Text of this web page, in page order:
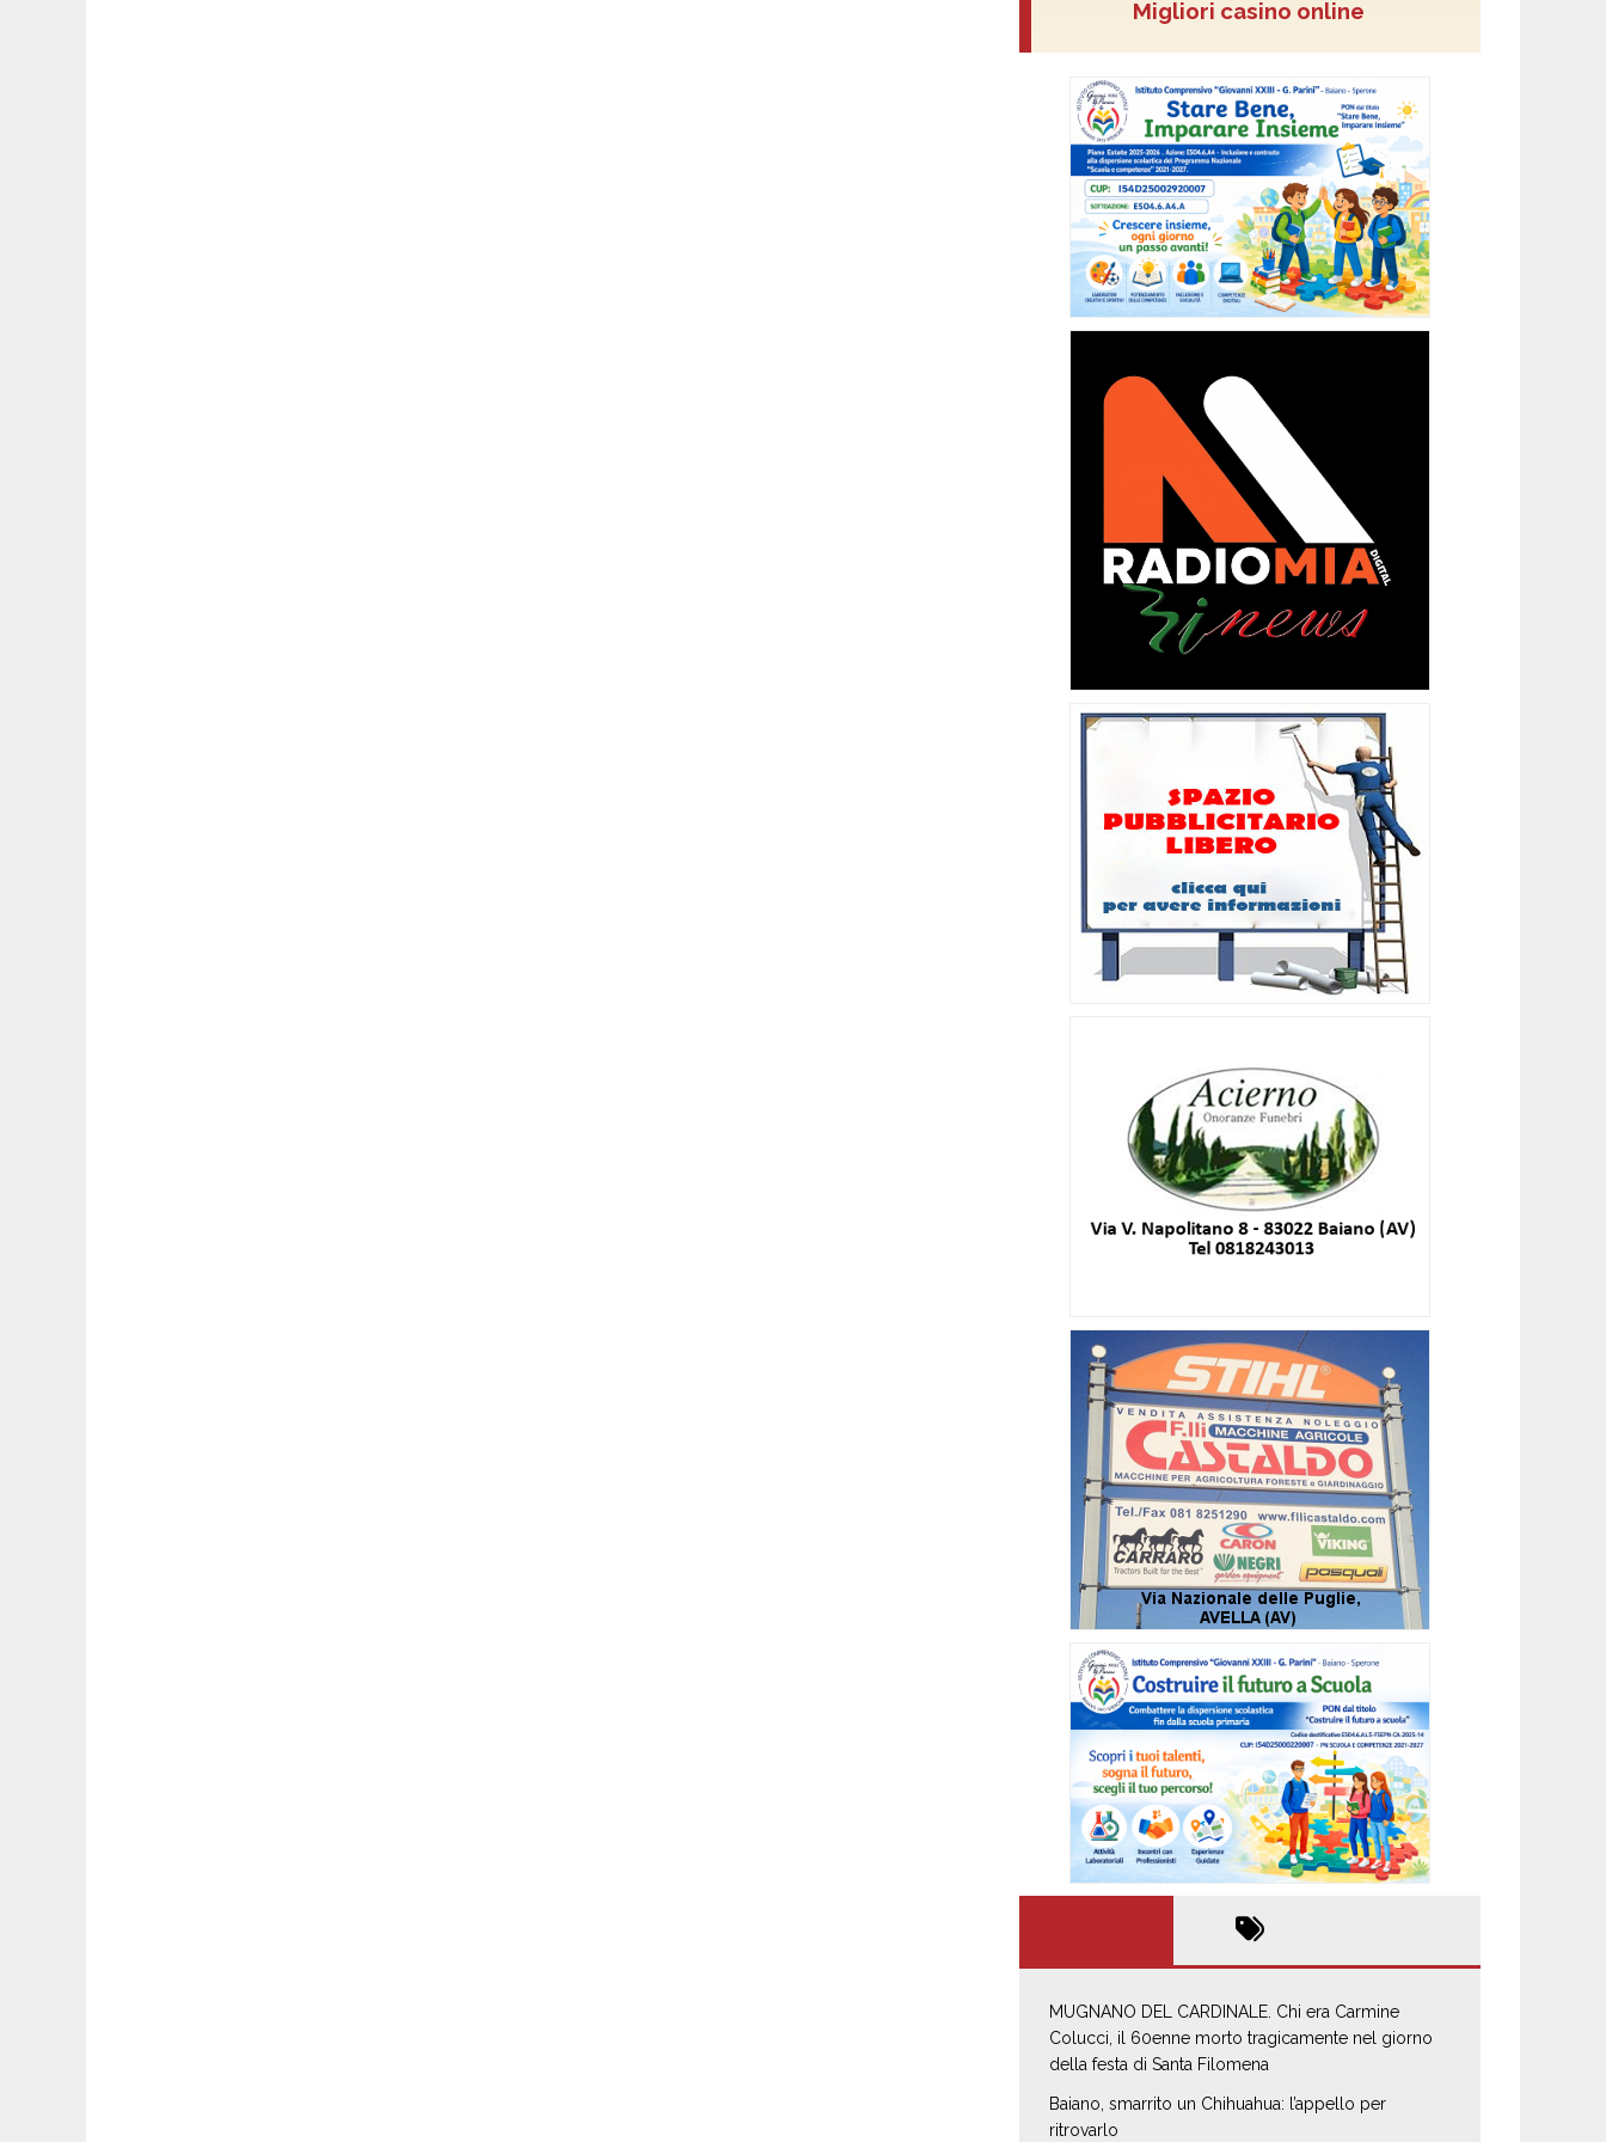
Migliori casino online
MUGNANO DEL CARDINALE. Chi era Carmine
Colucci, il 60enne morto tragicamente nel giorno
della festa di Santa Filomena
Baiano, smarrito un Chihuahua: l’appello per
ritrovarlo